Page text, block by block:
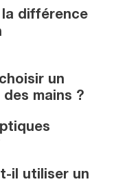
la différence
un
mains ?
il utiliser un